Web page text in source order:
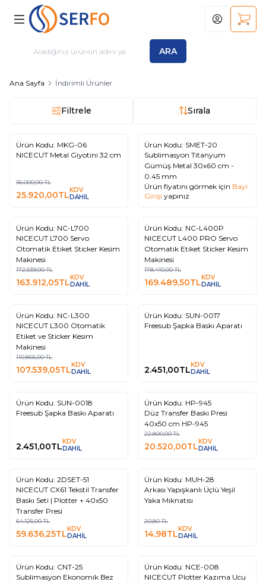
ARA
Hesabım
Ana Sayfa İndirimli Ürünler
Filtrele Sırala
%
28
Ürün Kodu: MKG-06
NICECUT Metal Giyotini 32 cm
36.000,00TL
25.920,00TLKDV
DAHİL
Ürün Kodu: SMET-20
Sublimasyon Titanyum
Gümüş Metal 30x60 cm -
0.45 mm
Ürün fiyatını görmek için Bayi
Girişi yapınız
Yeni
%
5
Ürün Kodu: NC-L700
NICECUT L700 Servo
Otomatik Etiket Sticker Kesim
Makinesi
172.539,00TL
163.912,05TLKDV
DAHİL
Yeni
%
5
Ürün Kodu: NC-L400P
NICECUT L400 PRO Servo
Otomatik Etiket Sticker Kesim
Makinesi
178.410,00TL
169.489,50TLKDV
DAHİL
Yeni
%
3
Ürün Kodu: NC-L300
NICECUT L300 Otomatik
Etiket ve Sticker Kesim
Makinesi
110.865,00TL
107.539,05TLKDV
DAHİL
Yeni
Ürün Kodu: SUN-0017
Freesub Şapka Baskı Aparatı
2.451,00TLKDV
DAHİL
Yeni
Ürün Kodu: SUN-0018
Freesub Şapka Baskı Aparatı
2.451,00TLKDV
DAHİL
Yeni
%
10
Ürün Kodu: HP-945
Düz Transfer Baskı Presi
40x50 cm HP-945
22.800,00TL
20.520,00TLKDV
DAHİL
Yeni
%
7
Ürün Kodu: 2DSET-51
NICECUT CX61 Tekstil Transfer
Baskı Seti | Plotter + 40x50
Transfer Presi
64.125,00TL
59.636,25TLKDV
DAHİL
%
28
Ürün Kodu: MUH-28
Arkası Yapışkanlı Üçlü Yeşil
Yaka Mıknatısı
20,80TL
14,98TLKDV
DAHİL
Ürün Kodu: CNT-25
Sublimasyon Ekonomik Bez
%
5
Ürün Kodu: NCE-008
NICECUT Plotter Kazıma Ucu